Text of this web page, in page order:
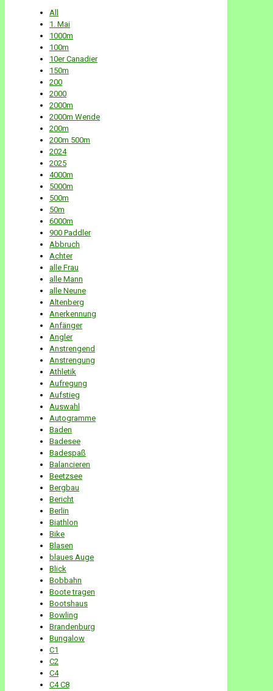
All
1. Mai
1000m
100m
10er Canadier
150m
200
2000
2000m
2000m Wende
200m
200m 500m
2024
2025
4000m
5000m
500m
50m
6000m
900 Paddler
Abbruch
Achter
alle Frau
alle Mann
alle Neune
Altenberg
Anerkennung
Anfänger
Angler
Anstrengend
Anstrengung
Athletik
Aufregung
Aufstieg
Auswahl
Autogramme
Baden
Badesee
Badespaß
Balancieren
Beetzsee
Bergbau
Bericht
Berlin
Biathlon
Bike
Blasen
blaues Auge
Blick
Bobbahn
Boote tragen
Bootshaus
Bowling
Brandenburg
Bungalow
C1
C2
C4
C4 C8